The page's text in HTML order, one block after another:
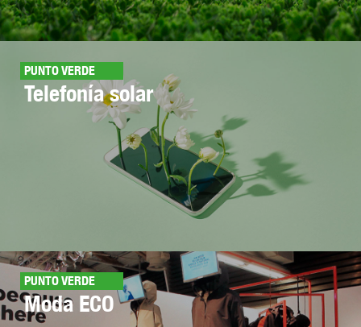
PUNTO VERDE
Telefonía solar
PUNTO VERDE
Moda ECO